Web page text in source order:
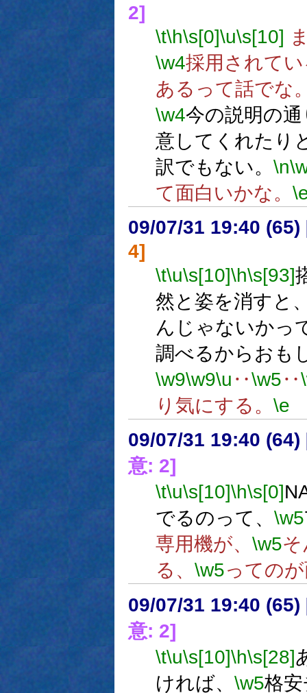
2]
\t\h\s[0]\u\s[10]
\w4採用されて
あるって話でな
\w4今の説明の通
意してくれたり
訳でもない。 \n
て面白いかな。
09/07/31 19:40 (65)
4]
\t\u\s[10]\h\s[93]
然と姿を消すと
んじゃないかっ
調べるからおも
\w9\w9\u ‥\w5‥
り気にする。 \e
09/07/31 19:40 (64)
意: 2]
\t\u\s[10]\h\s[0]
でるのって、 \w5
専用機が、 \w5
る、 \w5っての
09/07/31 19:40 (65)
意: 2]
\t\u\s[10]\h\s[28]
ければ、 \w5格